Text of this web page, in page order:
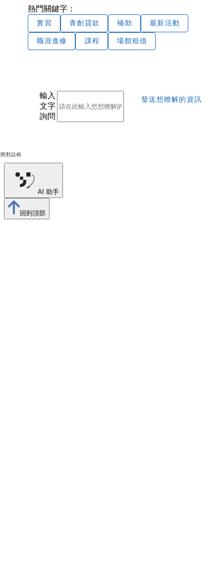
熱門關鍵字：
實習 青創貸款 補助 最新活動
職涯進修 課程 場館租借
輸入
文字
詢問
發送想暸解的資訊
對話框
AI 助手
回到頂部